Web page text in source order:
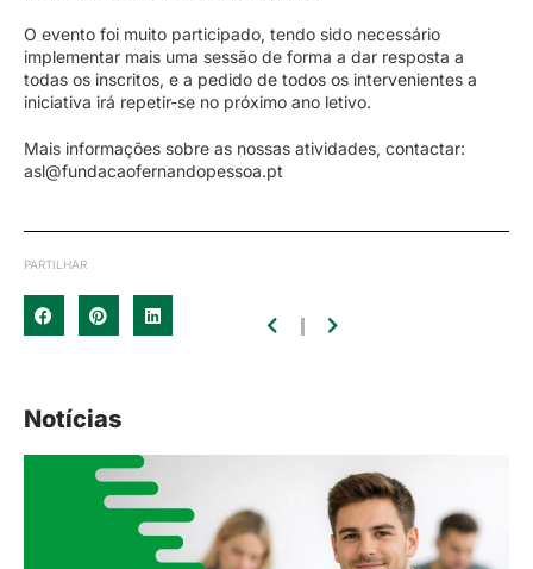
O evento foi muito participado, tendo sido necessário
implementar mais uma sessão de forma a dar resposta a
todas os inscritos, e a pedido de todos os intervenientes a
iniciativa irá repetir-se no próximo ano letivo.
Mais informações sobre as nossas atividades, contactar:
asl@fundacaofernandopessoa.pt
PARTILHAR
Notícias